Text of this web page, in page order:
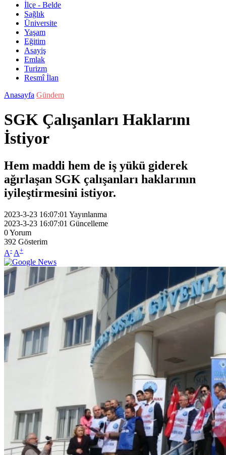
İlçe - Belde
Sağlık
Üniversite
Yaşam
Eğitim
Asayiş
Emlak
Turizm
Resmî İlan
Anasayfa Gündem
SGK Çalışanları Haklarını
İstiyor
Hem maddi hem de iş yükü giderek
ağırlaşan SGK çalışanları haklarının
iyileştirmesini istiyor.
2023-3-23 16:07:01 Yayınlanma
2023-3-23 16:07:01 Güncelleme
0Yorum
392 Gösterim
A- A+